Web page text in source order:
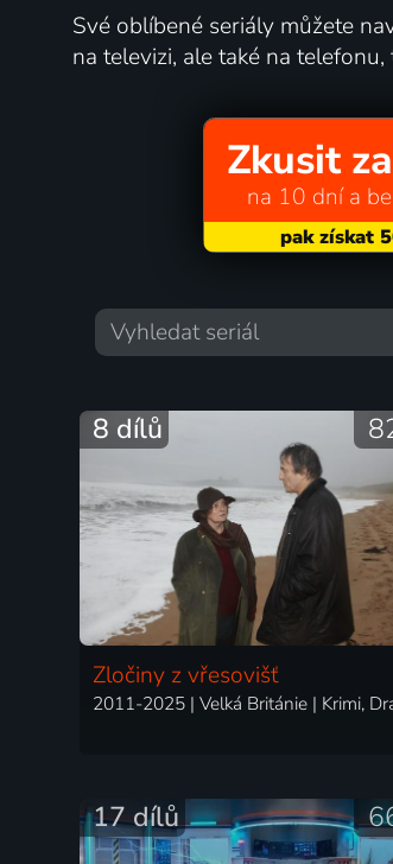
Své oblíbené seriály můžete
na televizi, ale také na
Zkusit
na 10 dní a
8 dílů
Zločiny z vřesovišť
17 dílů